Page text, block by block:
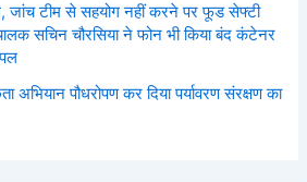
जांच टीम से सहयोग नहीं करने पर फूड सेफ्टी
सचिन चौरसिया ने फोन भी किया बंद कंटेनर
अभियान पौधरोपण कर दिया पर्यावरण संरक्षण का